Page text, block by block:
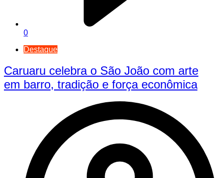
0
Destaque
Caruaru celebra o São João com arte
em barro, tradição e força econômica